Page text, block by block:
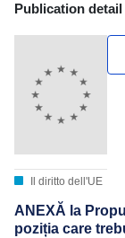
Publication
Publication detail
Il diritto dell'UE
ANEXĂ la
poziția care